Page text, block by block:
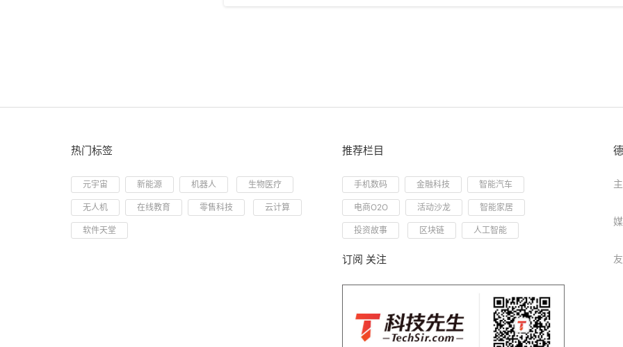
热门标签
元宇宙 新能源 机器人 生物医疗
无人机 在线教育 零售科技 云计算
软件天堂
推荐栏目
手机数码 金融科技 智能汽车
电商O2O 活动沙龙 智能家居
投资故事 区块链 人工智能
订阅 关注